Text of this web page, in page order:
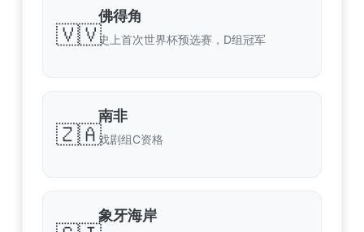
🇻🇻
佛得角
史上首次世界杯预选赛，D组冠军
🇿🇦
南非
戏剧组C资格
象牙海岸